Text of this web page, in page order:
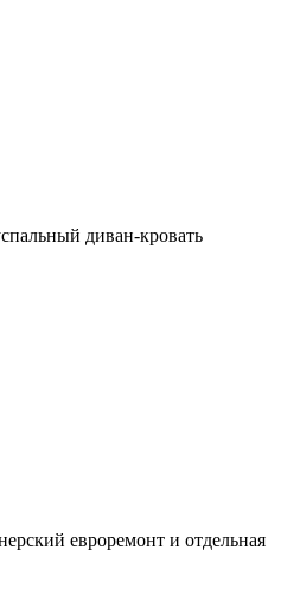
диван-кровать
евроремонт и отдельная